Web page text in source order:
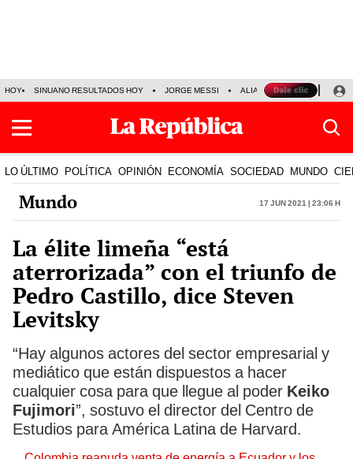
HOY SINUANO RESULTADOS HOY JORGE MESSI ALIANZA LIMA VS SPORT
LO ÚLTIMO POLÍTICA OPINIÓN ECONOMÍA SOCIEDAD MUNDO
Mundo 17 Jun 2021 | 23:06 h
La élite limeña “está
aterrorizada” con el triunfo de
Pedro Castillo, dice Steven
Levitsky
“Hay algunos actores del sector empresarial y
mediático que están dispuestos a hacer
cualquier cosa para que llegue al poder Keiko
Fujimori”, sostuvo el director del Centro de
Estudios para América Latina de Harvard.